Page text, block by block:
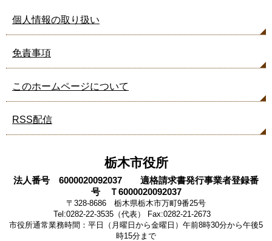
個人情報の取り扱い
免責事項
このホームページについて
RSS配信
栃木市役所
法人番号 6000020092037 適格請求書発行事業者登録番
号 Ｔ6000020092037
〒328-8686 栃木県栃木市万町9番25号
Tel:0282-22-3535（代表） Fax:0282-21-2673
市役所通常業務時間：平日（月曜日から金曜日）午前8時30分から午後5
時15分まで